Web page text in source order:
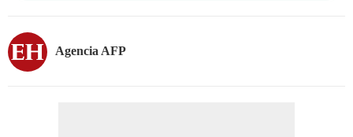
Agencia AFP